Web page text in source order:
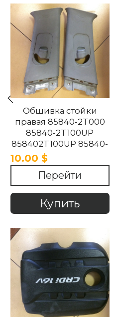
Обшивка стойки
правая 85840-2T000
85840-2T100UP
858402T100UP 85840-
2T100UP KIA Optima
2011-2018
10.00 $
Перейти
Купить